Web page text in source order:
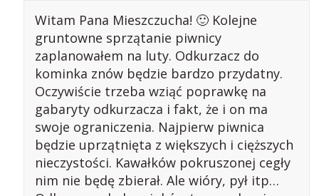
Witam Pana Mieszczucha! 🙂 Kolejne
gruntowne sprzątanie piwnicy
zaplanowałem na luty. Odkurzacz do
kominka znów będzie bardzo przydatny.
Oczywiście trzeba wziąć poprawkę na
gabaryty odkurzacza i fakt, że i on ma
swoje ograniczenia. Najpierw piwnica
będzie uprzątnięta z większych i cięższych
nieczystości. Kawałków pokruszonej cegły
nim nie będę zbierał. Ale wióry, pył itp…